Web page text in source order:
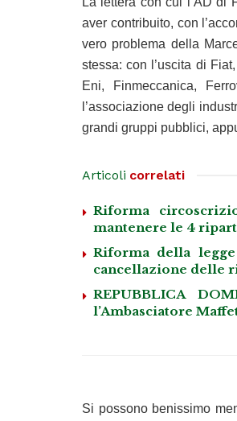
aver contribuito, con
vero problema della
stessa: con l’uscita di
Eni, Finmeccanica,
l’associazione degli
grandi gruppi pubblici,
Articoli correlati
Riforma
mantenere le 4
Riforma della
cancellazione delle
REPUBBLICA
l’Ambasciatore
Si possono benissimo